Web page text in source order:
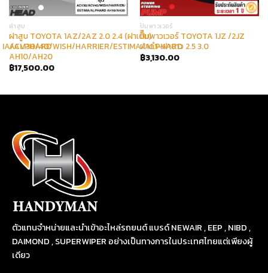
ฝาสูบ
ฝาสูบ TOYOTA 1AZ/2AZ 2.0 2.4 (ฝาเต็ม)
ACV30/40/WISH/HARRIER/ESTIMA/ALPHARD
AH10/AH20
฿17,500.00
ปั๊มพาวเวอร์
ปั๊มพาวเวอร์ TOYOTA 1JZ /2JZ
ฝาดำ-ฝาขาว 2.5 3.0
฿3,130.00
ALPHARD
ตัวแทนจำหน่ายและนำเข้าอะไหล่รถยนต์ แบรด์ NEWAIR , EEP , NIBD ,
DAIMOND , SUPERWIPER อย่างเป็นทางการในประเทศไทยแต่เพียงผู้
เดียว